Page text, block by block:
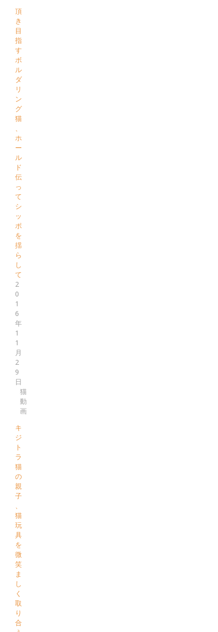
頂
き
目
指
す
ボ
ル
ダ
リ
ン
グ
猫
、
ホ
ー
ル
ド
伝
っ
て
シ
ッ
ポ
を
揺
ら
し
て
2
0
1
6
年
1
1
月
2
9
日
猫
動
画
キ
ジ
ト
ラ
猫
の
親
子
、
猫
玩
具
を
微
笑
ま
し
く
取
り
合